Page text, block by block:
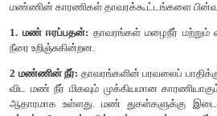
• வலுவான காற்று பெரிய மரங்களை
• ஒற்றைத் திசை வீசும் காற்றானது
கொடி வடிவம் வளர்ச்சியினைத்